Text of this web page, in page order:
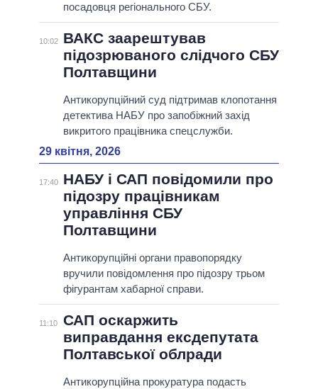
посадовця регіонального СБУ.
10:02
ВАКС заарештував
підозрюваного слідчого СБУ
Полтавщини
Антикорупційний суд підтримав клопотання
детектива НАБУ про запобіжний захід
викритого працівника спецслужби.
29 квітня, 2026
17:40
НАБУ і САП повідомили про
підозру працівникам
управління СБУ
Полтавщини
Антикорупційні органи правопорядку
вручили повідомлення про підозру трьом
фігурантам хабарної справи.
11:10
САП оскаржить
виправдання ексдепутата
Полтавської облради
Антикорупційна прокуратура подасть